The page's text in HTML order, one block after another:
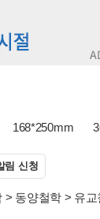
168*250mm
림 신청
> 동양철학> 유교